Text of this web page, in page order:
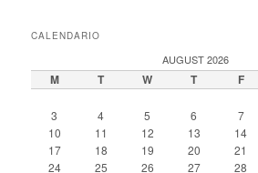
CALENDARIO
AUGUST 2026
M T W T F
3
4 5 6 7
10
11 12 13 14
17
18 19 20 21
24
25 26 27 28